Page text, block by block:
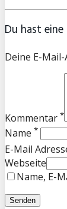
Du hast
Deine E-
Kommentar *
Name *
E-Mail
Webseite
Name, E-